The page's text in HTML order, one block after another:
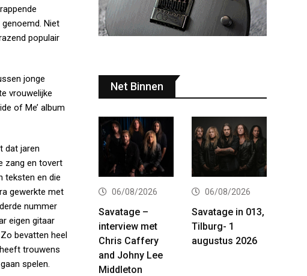
Niet
populair
jonge
vrouwelijke
of Me’ album
dat jaren
zang en tovert
teksten en die
gewerkte met
nummer
eigen gitaar
bevatten heel
trouwens
spelen.
Net Binnen
06/08/2026
Savatage –
interview met
Chris Caffery
and Johny Lee
Middleton
06/08/2026
Savatage in 013,
Tilburg- 1
augustus 2026